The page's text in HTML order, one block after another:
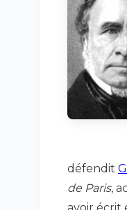
défendit
de Paris,